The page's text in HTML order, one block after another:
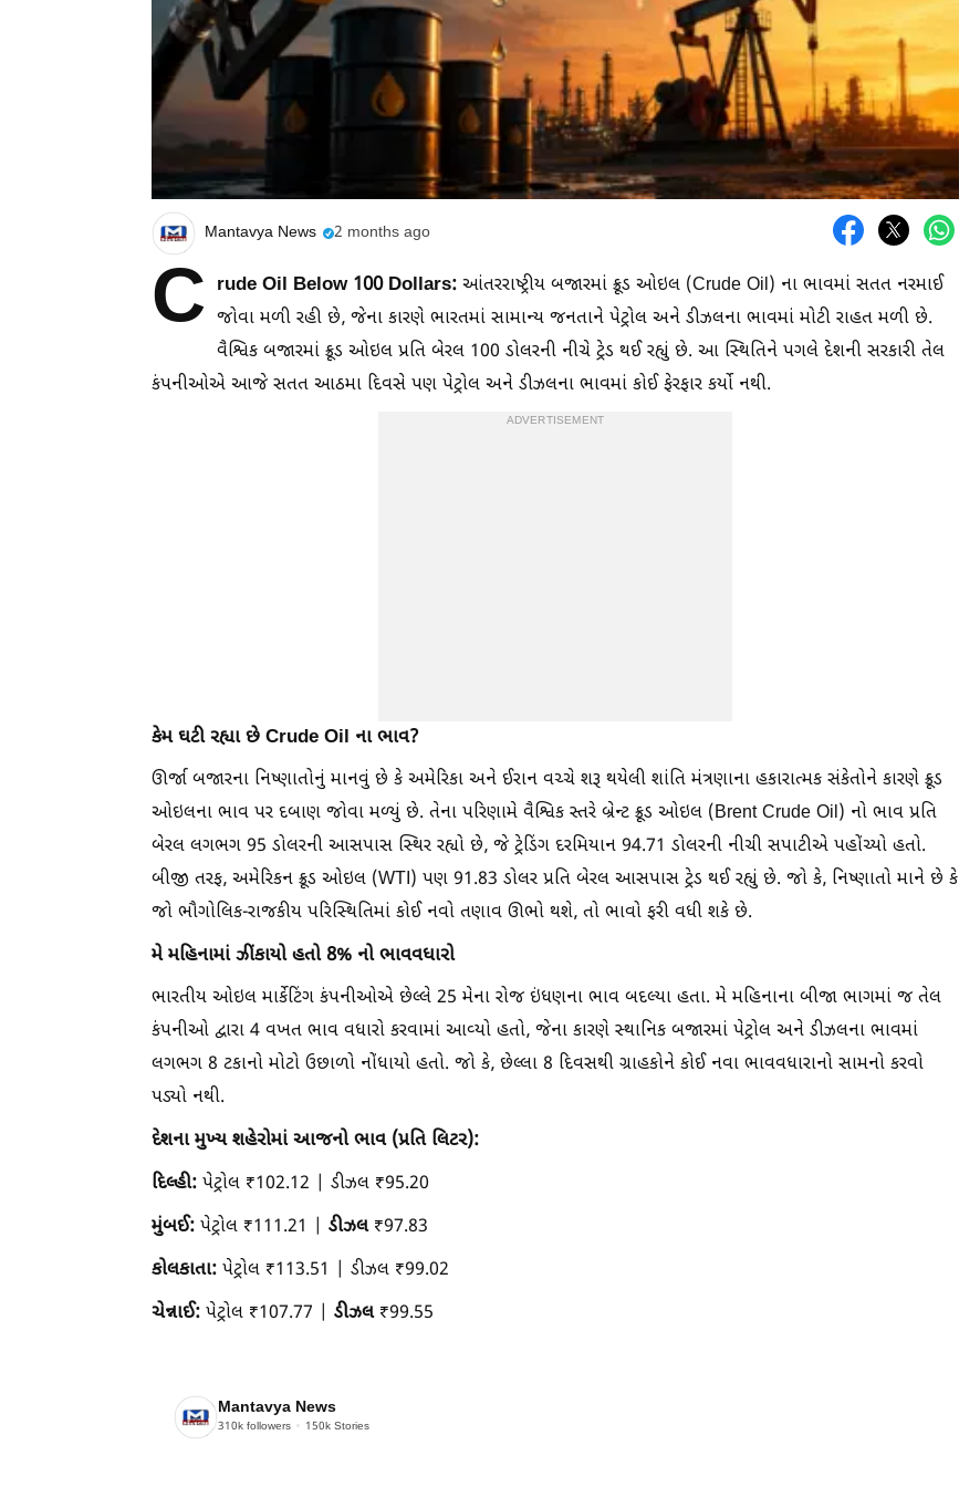
Mantavya News 2 months ago
C rude Oil Below 100 Dollars: આંતરરાષ્ટ્રીય બજારમાં ક્રૂડ ઓઇલ (Crude Oil) ના ભાવમાં સતત નરમાઈ
જોવા મળી રહી છે, જેના કારણે ભારતમાં સામાન્ય જનતાને પેટ્રોલ અને ડીઝલના ભાવમાં મોટી રાહત મળી છે.
વૈશ્વિક બજારમાં ક્રૂડ ઓઇલ પ્રતિ બેરલ 100 ડોલરની નીચે ટ્રેડ થઈ રહ્યું છે. આ સ્થિતિને પગલે દેશની સરકારી તેલ
કંપનીઓએ આજે સતત આઠમા દિવસે પણ પેટ્રોલ અને ડીઝલના ભાવમાં કોઈ ફેરફાર કર્યો નથી.
ADVERTISEMENT
કેમ ઘટી રહ્યા છે Crude Oil ના ભાવ?
ઊર્જા બજારના નિષ્ણાતોનું માનવું છે કે અમેરિકા અને ઈરાન વચ્ચે શરૂ થયેલી શાંતિ મંત્રણાના હકારાત્મક સંકેતોને કારણે ક્રૂડ
ઓઇલના ભાવ પર દબાણ જોવા મળ્યું છે. તેના પરિણામે વૈશ્વિક સ્તરે બ્રેન્ટ ક્રૂડ ઓઇલ (Brent Crude Oil) નો ભાવ પ્રતિ
બેરલ લગભગ 95 ડોલરની આસપાસ સ્થિર રહ્યો છે, જે ટ્રેડિંગ દરમિયાન 94.71 ડોલરની નીચી સપાટીએ પહોંચ્યો હતો.
બીજી તરફ, અમેરિકન ક્રૂડ ઓઇલ (WTI) પણ 91.83 ડોલર પ્રતિ બેરલ આસપાસ ટ્રેડ થઈ રહ્યું છે. જો કે, નિષ્ણાતો માને છે કે
જો ભૌગોલિક-રાજકીય પરિસ્થિતિમાં કોઈ નવો તણાવ ઊભો થશે, તો ભાવો ફરી વધી શકે છે.
મે મહિનામાં ઝીંકાયો હતો 8% નો ભાવવધારો
ભારતીય ઓઇલ માર્કેટિંગ કંપનીઓએ છેલ્લે 25 મેના રોજ ઇંધણના ભાવ બદલ્યા હતા. મે મહિનાના બીજા ભાગમાં જ તેલ
કંપનીઓ દ્વારા 4 વખત ભાવ વધારો કરવામાં આવ્યો હતો, જેના કારણે સ્થાનિક બજારમાં પેટ્રોલ અને ડીઝલના ભાવમાં
લગભગ 8 ટકાનો મોટો ઉછાળો નોંધાયો હતો. જો કે, છેલ્લા 8 દિવસથી ગ્રાહકોને કોઈ નવા ભાવવધારાનો સામનો કરવો
પડ્યો નથી.
દેશના મુખ્ય શહેરોમાં આજનો ભાવ (પ્રતિ લિટર):
દિલ્હી: પેટ્રોલ ₹102.12 | ડીઝલ ₹95.20
મુંબઈ: પેટ્રોલ ₹111.21 | ડીઝલ₹97.83
કોલકાતા: પેટ્રોલ ₹113.51 | ડીઝલ ₹99.02
ચેન્નાઈ: પેટ્રોલ ₹107.77 | ડીઝલ₹99.55
Mantavya News
310k followers 150k Stories